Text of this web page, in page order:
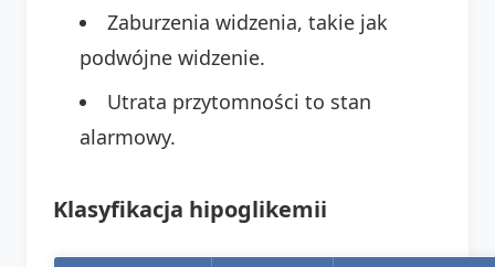
Zaburzenia widzenia, takie jak
podwójne widzenie.
Utrata przytomności to stan
alarmowy.
Klasyfikacja hipoglikemii